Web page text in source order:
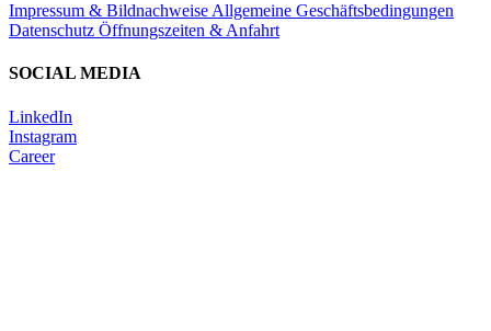
Impressum & Bildnachweise Allgemeine Geschäftsbedingungen
Datenschutz Öffnungszeiten & Anfahrt
SOCIAL MEDIA
LinkedIn
Instagram
Career